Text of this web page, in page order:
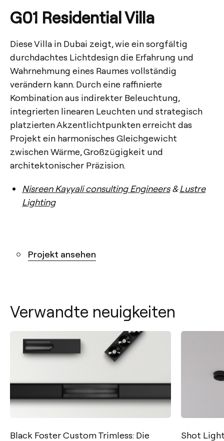
G01 Residential Villa
Diese Villa in Dubai zeigt, wie ein sorgfältig
durchdachtes Lichtdesign die Erfahrung und
Wahrnehmung eines Raumes vollständig
verändern kann. Durch eine raffinierte
Kombination aus indirekter Beleuchtung,
integrierten linearen Leuchten und strategisch
platzierten Akzentlichtpunkten erreicht das
Projekt ein harmonisches Gleichgewicht
zwischen Wärme, Großzügigkeit und
architektonischer Präzision.
Nisreen Kayyali consulting Engineers&Lustre
Lighting
Projekt ansehen
Verwandte neuigkeiten
Black Foster Custom Trimless: Die
Shot